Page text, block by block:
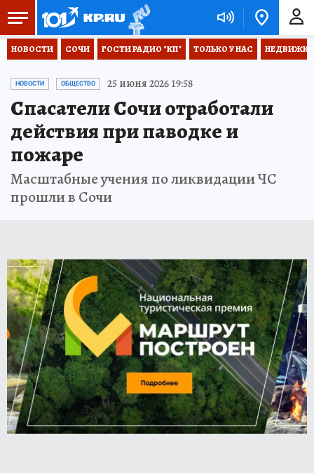
НОВОСТИ СОЧИ ГОСТИ РАДИО "КП" ТОЛЬКО У НАС НЕДВИЖКА
НОВОСТИ ОБЩЕСТВО 25 июня 2026 19:58
Спасатели Сочи отработали
действия при паводке и
пожаре
Масштабные учения по ликвидации ЧС
прошли в Сочи